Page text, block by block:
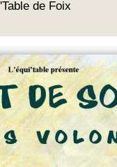
de Foix